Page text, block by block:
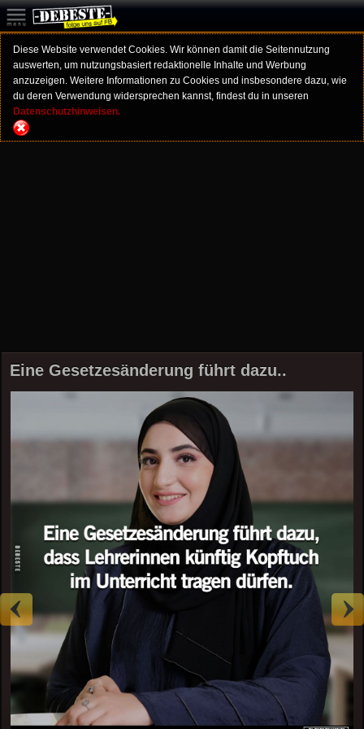
Diese Website verwendet Cookies. Wir können damit die Seitennutzung
auswerten, um nutzungsbasiert redaktionelle Inhalte und Werbung
anzuzeigen. Weitere Informationen zu Cookies und insbesondere dazu, wie
du deren Verwendung widersprechen kannst, findest du in unseren
Datenschutzhinweisen.
Eine Gesetzesänderung führt dazu..